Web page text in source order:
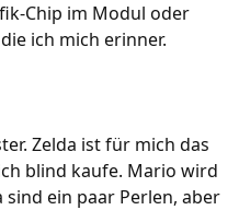
27577/weitere_detai
Chip im Modul oder
ich mich erinner.
Zelda ist für mich das
blind kaufe. Mario wird
ein paar Perlen, aber